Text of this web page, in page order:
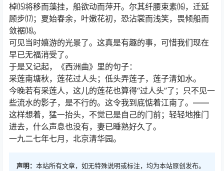
棹⒂将移而藻挂，船欲动而萍开。尔其纤腰束素⒃，迁延
顾步⒄；夏始春余，叶嫩花初，恐沾裳而浅笑，畏倾船而
敛裾⒅。
可见当时嬉游的光景了。这真是有趣的事，可惜我们现在
早已无福消受了。
于是又记起，《西洲曲》里的句子：
采莲南塘秋，莲花过人头；低头弄莲子，莲子清如水。
今晚若有采莲人，这儿的莲花也算得“过人头”了；只不见一
些流水的影子，是不行的。这令我到底惦着江南了。——
这样想着，猛一抬头，不觉已是自己的门前；轻轻地推门
进去，什么声息也没有，妻已睡熟好久了。
一九二七年七月，北京清华园。
声明： 本站所有文章，如无特殊说明或标注，均为本站原创发布。